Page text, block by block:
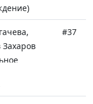
Захаров
#37
#36